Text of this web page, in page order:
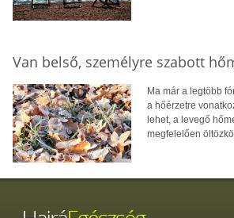
Van belső, személyre szabott
Ma már a legtöbb
a hőérzetre
lehet, a levegő
megfelelően